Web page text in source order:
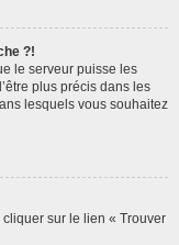
?!
le serveur puisse les
plus précis dans les
lesquels vous souhaitez
sur le lien « Trouver